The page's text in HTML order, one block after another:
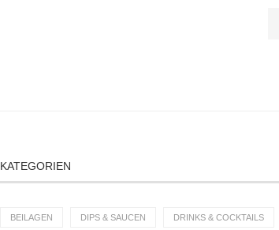
KATEGORIEN
BEILAGEN DIPS & SAUCEN DRINKS & COCKTAILS